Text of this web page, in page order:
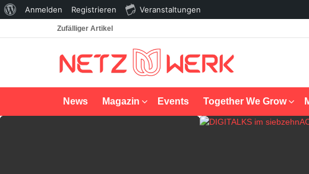
Zufälliger Artikel
News Magazin Events Together We Grow
Über
Anmelden Registrieren Veranstaltungen